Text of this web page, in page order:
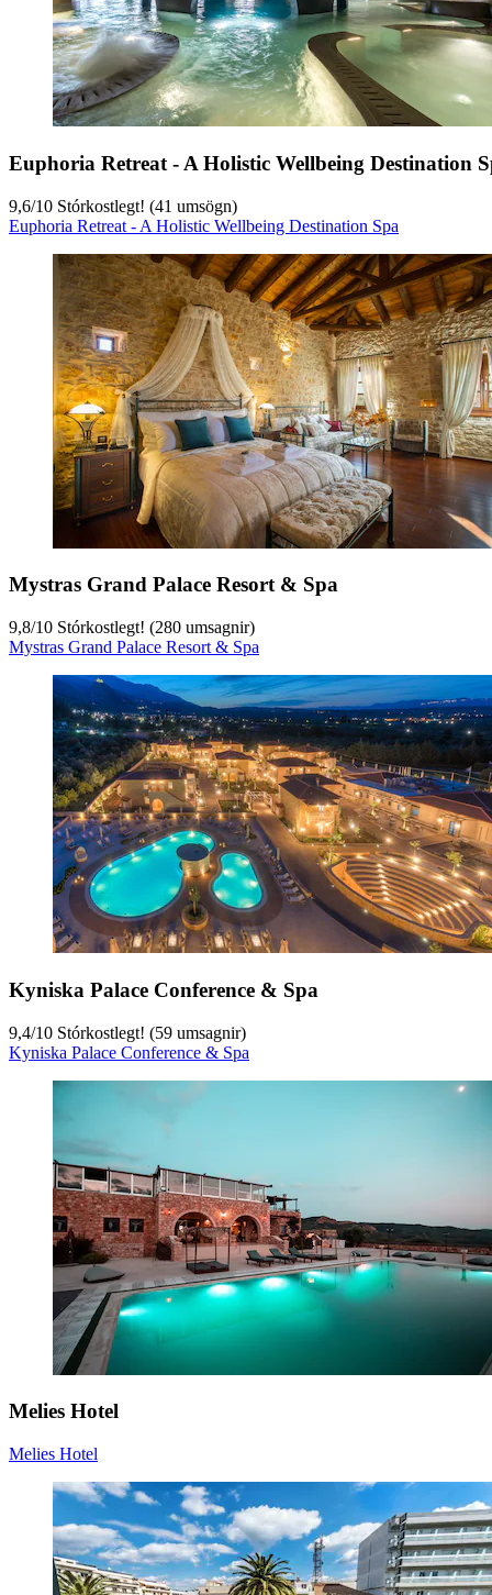
Euphoria Retreat - A Holistic Wellbeing Destination
9,6/10 Stórkostlegt! (41 umsögn)
Euphoria Retreat - A Holistic Wellbeing Destination Spa
Mystras Grand Palace Resort & Spa
9,8/10 Stórkostlegt! (280 umsagnir)
Mystras Grand Palace Resort & Spa
Kyniska Palace Conference & Spa
9,4/10 Stórkostlegt! (59 umsagnir)
Kyniska Palace Conference & Spa
Melies Hotel
Melies Hotel